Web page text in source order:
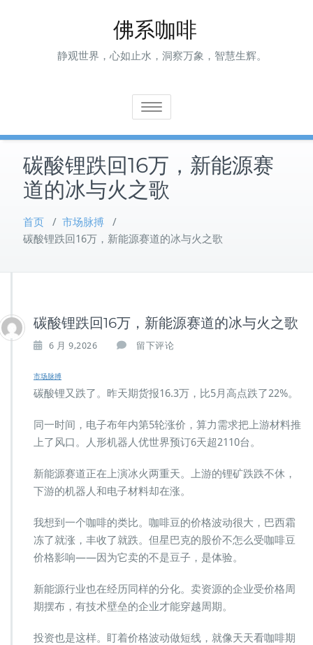
佛系咖啡
静观世界，心如止水，洞察万象，智慧生辉。
Toggle navigation
碳酸锂跌回16万，新能源赛
道的冰与火之歌
首页 / 市场脉搏 /
碳酸锂跌回16万，新能源赛道的冰与火之歌
碳酸锂跌回16万，新能源赛道的冰与火之歌
6 月 9,2026 留下评论
市场脉搏
碳酸锂又跌了。昨天期货报16.3万，比5月高点跌了22%。
同一时间，电子布年内第5轮涨价，算力需求把上游材料推
上了风口。人形机器人优世界预订6天超2110台。
新能源赛道正在上演冰火两重天。上游的锂矿跌跌不休，
下游的机器人和电子材料却在涨。
我想到一个咖啡的类比。咖啡豆的价格波动很大，巴西霜
冻了就涨，丰收了就跌。但星巴克的股价不怎么受咖啡豆
价格影响——因为它卖的不是豆子，是体验。
新能源行业也在经历同样的分化。卖资源的企业受价格周
期摆布，有技术壁垒的企业才能穿越周期。
投资也是这样。盯着价格波动做短线，就像天天看咖啡期